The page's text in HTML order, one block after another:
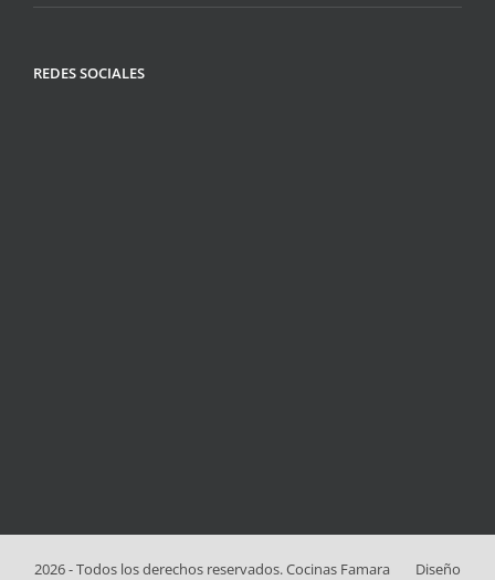
REDES SOCIALES
2026 - Todos los derechos reservados. Cocinas Famara
Diseño